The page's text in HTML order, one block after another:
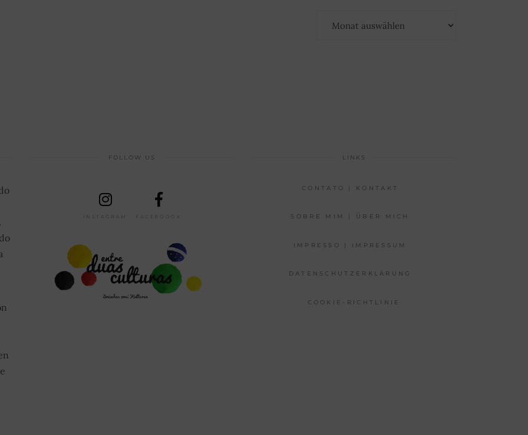
FOLLOW US
INSTAGRAM FACEBOOOK
LINKS
CONTATO | KONTAKT
SOBRE MIM | ÜBER MICH
IMPRESSO | IMPRESSUM
DATENSCHUTZERKLÄRUNG
COOKIE-RICHTLINIE